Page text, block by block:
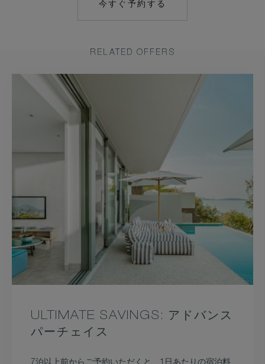
今すぐ予約する
HTTPS://
RELATED OFFERS
ULTIMATE SAVINGS: アドバンス
パーチェイス